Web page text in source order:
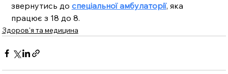
звернутись до спеціальної амбулаторії, яка
працює з 18 до 8.
Здоров'я та медицина